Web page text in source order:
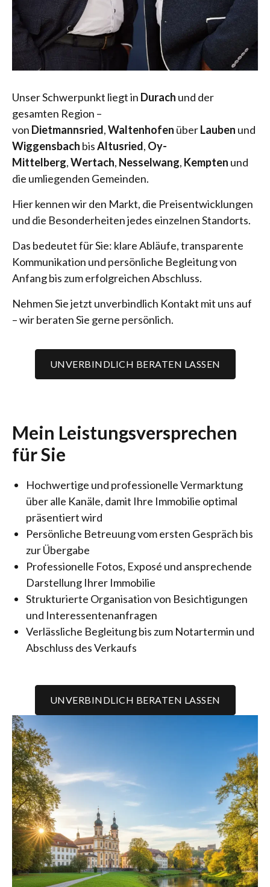
Unser Schwerpunkt liegt in Durach und der
gesamten Region –
von Dietmannsried,Waltenhofen überLauben und
Wiggensbach bisAltusried, Oy-
Mittelberg,Wertach, Nesselwang, Kempten und
die umliegenden Gemeinden.
Hier kennen wir den Markt, die Preisentwicklungen
und die Besonderheiten jedes einzelnen Standorts.
Das bedeutet für Sie: klare Abläufe, transparente
Kommunikation und persönliche Begleitung von
Anfang bis zum erfolgreichen Abschluss.
Nehmen Sie jetzt unverbindlich Kontakt mit uns auf
– wir beraten Sie gerne persönlich.
UNVERBINDLICH BERATEN LASSEN
Mein Leistungsversprechen
für Sie
Hochwertige und professionelle Vermarktung
über alle Kanäle, damit Ihre Immobilie optimal
präsentiert wird
Persönliche Betreuung vom ersten Gespräch bis
zur Übergabe
Professionelle Fotos, Exposé und ansprechende
Darstellung Ihrer Immobilie
Strukturierte Organisation von Besichtigungen
und Interessentenanfragen
Verlässliche Begleitung bis zum Notartermin und
Abschluss des Verkaufs
UNVERBINDLICH BERATEN LASSEN